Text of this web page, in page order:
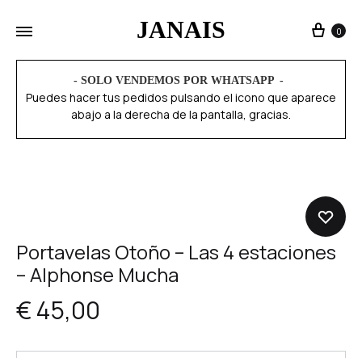
JANAIS 0
- SOLO VENDEMOS POR WHATSAPP
Puedes hacer tus pedidos pulsando el icono que aparece
abajo a la derecha de la pantalla, gracias.
Portavelas Otoño – Las 4 estaciones
– Alphonse Mucha
€45,00